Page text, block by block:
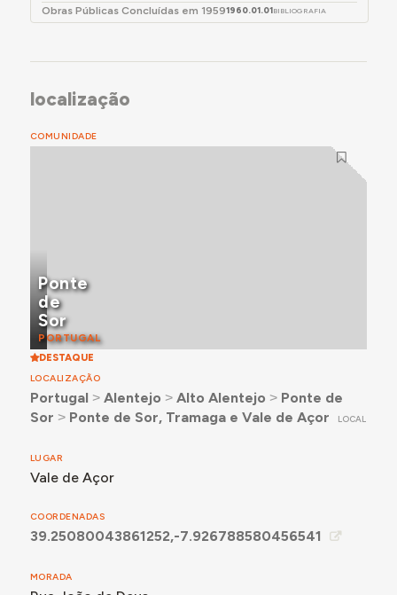
Obras Públicas Concluídas em 19591960.01.01BIBLIOGRAFIA
localização
COMUNIDADE
Ponte
de
Sor
PORTUGAL
DESTAQUE
LOCALIZAÇÃO
Portugal ˃ Alentejo ˃ Alto Alentejo ˃ Ponte de
Sor ˃ Ponte de Sor, Tramaga e Vale de Açor LOCAL
LUGAR
Vale de Açor
COORDENADAS
39.25080043861252,-7.926788580456541
MORADA